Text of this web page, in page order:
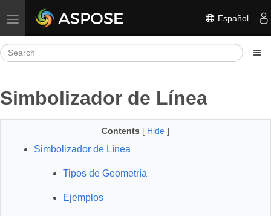
Toggle navigation Español
Simbolizador de Línea
Contents [ Hide ]
Simbolizador de Línea
Tipos de Geometría
Ejemplos